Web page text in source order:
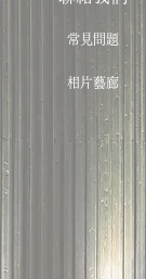
常見問題
相片藝廊